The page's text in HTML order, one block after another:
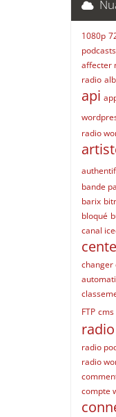
1080p
podcasts
affecter
radio
api
radio
bande
barix
bloqué
canal
changer
FTP cms
radio
radio
radio
compte